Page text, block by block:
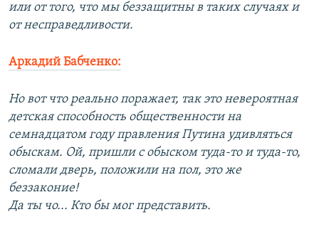
или от того, что мы беззащитны в таких случаях и
от несправедливости.
Аркадий Бабченко:
Но вот что реально поражает, так это невероятная
детская способность общественности на
семнадцатом году правления Путина удивляться
обыскам. Ой, пришли с обыском туда-то и туда-то,
сломали дверь, положили на пол, это же
беззаконие!
Да ты чо... Кто бы мог представить.